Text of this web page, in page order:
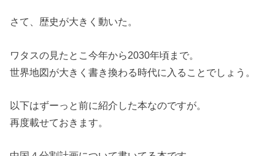
さて、歴史が大きく動いた。
ワタスの見たとこ今年から2030年頃まで。
世界地図が大きく書き換わる時代に入ることでしょう。
以下はずーっと前に紹介した本なのですが。
再度載せておきます。